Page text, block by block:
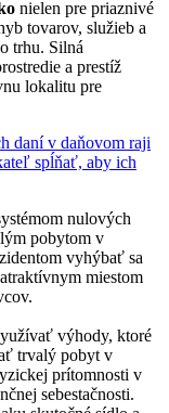
nielen pre priaznivé
tovarov, služieb a
trhu. Silná
a prestíž
lokalitu pre
daní v daňovom raji
spĺňať, aby ich
nulových
pobytom v
vyhýbať sa
miestom
výhody, ktoré
trvalý pobyt v
prítomnosti v
sebestačnosti.